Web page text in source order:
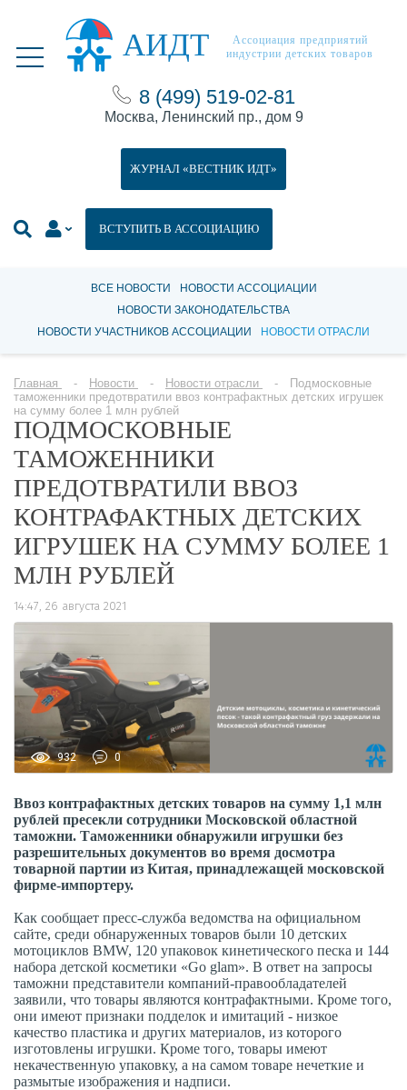
АИДТ
Ассоциация предприятий
индустрии детских товаров
8 (499) 519-02-81
Москва, Ленинский пр., дом 9
ВСТУПИТЬ В АССОЦИАЦИЮ
ЖУРНАЛ «ВЕСТНИК ИДТ»
ВСЕ НОВОСТИ
НОВОСТИ АССОЦИАЦИИ
НОВОСТИ ЗАКОНОДАТЕЛЬСТВА
НОВОСТИ УЧАСТНИКОВ АССОЦИАЦИИ
НОВОСТИ ОТРАСЛИ
Главная Новости Новости отрасли
Подмосковные
таможенники предотвратили ввоз контрафактных детских игрушек
на сумму более 1 млн рублей
ПОДМОСКОВНЫЕ
ТАМОЖЕННИКИ
ПРЕДОТВРАТИЛИ ВВОЗ
КОНТРАФАКТНЫХ ДЕТСКИХ
ИГРУШЕК НА СУММУ БОЛЕЕ 1
МЛН РУБЛЕЙ
14:47, 26 августа 2021
932 0
Ввоз контрафактных детских товаров на сумму 1,1 млн
рублей пресекли сотрудники Московской областной
таможни. Таможенники обнаружили игрушки без
разрешительных документов во время досмотра
товарной партии из Китая, принадлежащей московской
фирме-импортеру.
Как сообщает пресс-служба ведомства на официальном
сайте, среди обнаруженных товаров были 10 детских
мотоциклов BMW, 120 упаковок кинетического песка и 144
набора детской косметики «Go glam». В ответ на запросы
таможни представители компаний-правообладателей
заявили, что товары являются контрафактными. Кроме того,
они имеют признаки подделок и имитаций - низкое
качество пластика и других материалов, из которого
изготовлены игрушки. Кроме того, товары имеют
некачественную упаковку, а на самом товаре нечеткие и
размытые изображения и надписи.